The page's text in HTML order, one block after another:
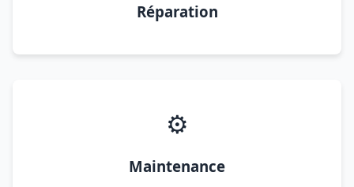
Réparation
⚙️
Maintenance